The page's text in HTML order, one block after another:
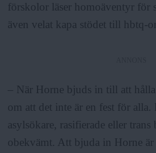
förskolor läser homoäventyr för
även velat kapa stödet till hbtq-
– När Horne bjuds in till att hålla
om att det inte är en fest för alla.
asylsökare, rasifierade eller
obekvämt. Att bjuda in Horne är